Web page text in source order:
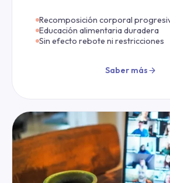
Recomposición corporal
Educación alimentaria duradera
Sin efecto rebote ni restricciones
Saber más